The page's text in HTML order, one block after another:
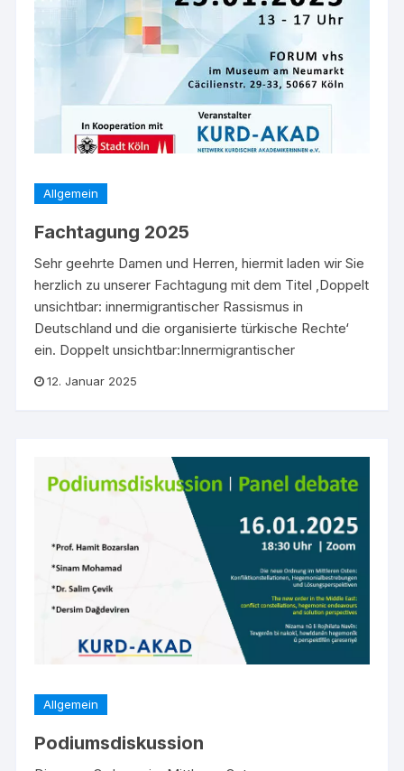
Allgemein
Fachtagung 2025
Sehr geehrte Damen und Herren, hiermit laden wir Sie
herzlich zu unserer Fachtagung mit dem Titel ‚Doppelt
unsichtbar: innermigrantischer Rassismus in
Deutschland und die organisierte türkische Rechte‘
ein. Doppelt unsichtbar:Innermigrantischer
12. Januar 2025
Allgemein
Podiumsdiskussion